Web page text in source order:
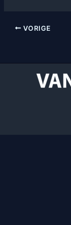
VORIGE